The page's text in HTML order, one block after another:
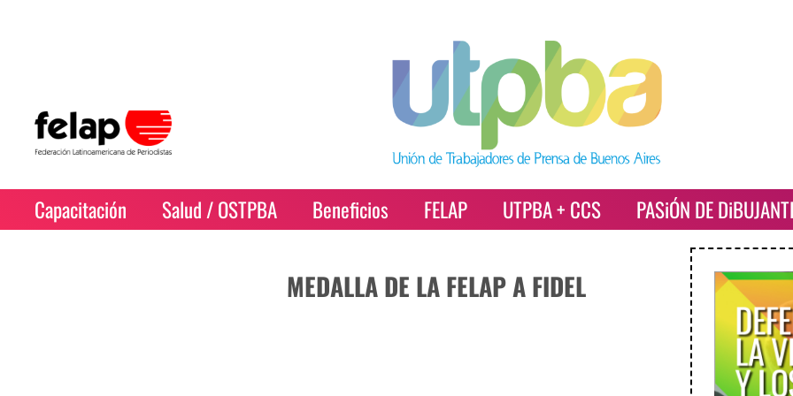
Capacitación Salud / OSTPBA Beneficios FELAP UTPBA + CCS PASiÓN DE
MEDALLA DE LA FELAP A FIDEL